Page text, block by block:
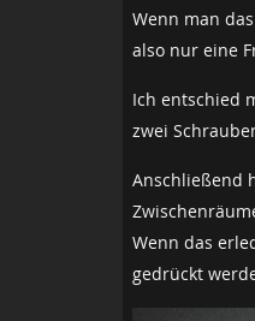
Wenn man
also nur eine
Ich entschied
zwei
Anschließend
Wenn das
gedrückt